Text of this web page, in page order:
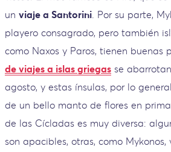
un viaje a Santorini . Por su parte,
playero consagrado, pero también
como Naxos y Paros, tienen buenas
de viajes a islas griegas se
agosto, y estas ínsulas, por lo
de un bello manto de flores en
de las Cícladas es muy diversa:
son apacibles, otras, como Mykonos,